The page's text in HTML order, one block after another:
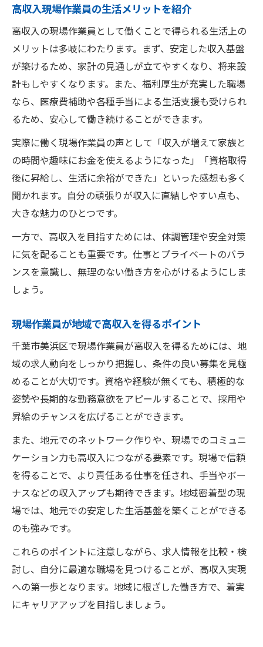
高収入現場作業員の生活メリットを紹介
高収入の現場作業員として働くことで得られる生活上の
メリットは多岐にわたります。まず、安定した収入基盤
が築けるため、家計の見通しが立てやすくなり、将来設
計もしやすくなります。また、福利厚生が充実した職場
なら、医療費補助や各種手当による生活支援も受けられ
るため、安心して働き続けることができます。
実際に働く現場作業員の声として「収入が増えて家族と
の時間や趣味にお金を使えるようになった」「資格取得
後に昇給し、生活に余裕ができた」といった感想も多く
聞かれます。自分の頑張りが収入に直結しやすい点も、
大きな魅力のひとつです。
一方で、高収入を目指すためには、体調管理や安全対策
に気を配ることも重要です。仕事とプライベートのバラ
ンスを意識し、無理のない働き方を心がけるようにしま
しょう。
現場作業員が地域で高収入を得るポイント
千葉市美浜区で現場作業員が高収入を得るためには、地
域の求人動向をしっかり把握し、条件の良い募集を見極
めることが大切です。資格や経験が無くても、積極的な
姿勢や長期的な勤務意欲をアピールすることで、採用や
昇給のチャンスを広げることができます。
また、地元でのネットワーク作りや、現場でのコミュニ
ケーション力も高収入につながる要素です。現場で信頼
を得ることで、より責任ある仕事を任され、手当やボー
ナスなどの収入アップも期待できます。地域密着型の現
場では、地元での安定した生活基盤を築くことができる
のも強みです。
これらのポイントに注意しながら、求人情報を比較・検
討し、自分に最適な職場を見つけることが、高収入実現
への第一歩となります。地域に根ざした働き方で、着実
にキャリアアップを目指しましょう。